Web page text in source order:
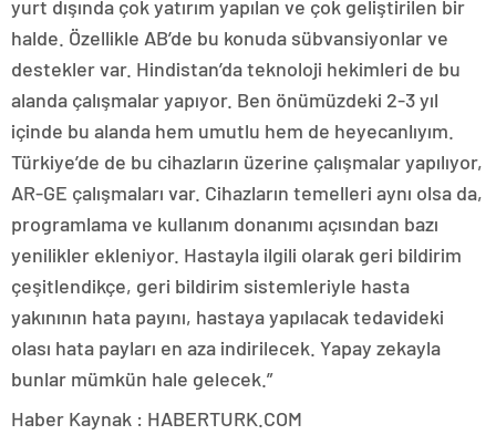
yurt dışında çok yatırım yapılan ve çok geliştirilen bir
halde. Özellikle AB’de bu konuda sübvansiyonlar ve
destekler var. Hindistan’da teknoloji hekimleri de bu
alanda çalışmalar yapıyor. Ben önümüzdeki 2-3 yıl
içinde bu alanda hem umutlu hem de heyecanlıyım.
Türkiye’de de bu cihazların üzerine çalışmalar yapılıyor,
AR-GE çalışmaları var. Cihazların temelleri aynı olsa da,
programlama ve kullanım donanımı açısından bazı
yenilikler ekleniyor. Hastayla ilgili olarak geri bildirim
çeşitlendikçe, geri bildirim sistemleriyle hasta
yakınının hata payını, hastaya yapılacak tedavideki
olası hata payları en aza indirilecek. Yapay zekayla
bunlar mümkün hale gelecek.”
Haber Kaynak : HABERTURK.COM